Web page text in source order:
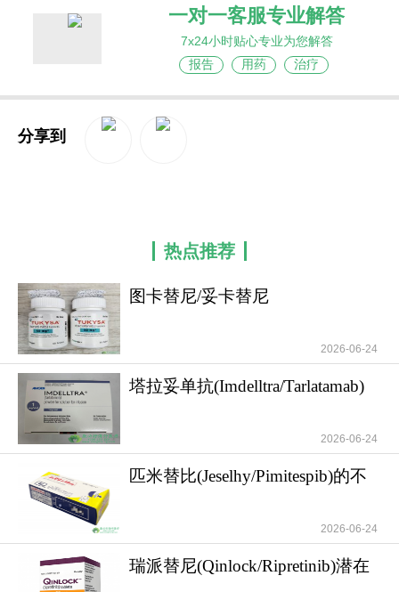
图卡替尼服药方式1.推荐剂量：每次300mg，每
日2次（间隔约12小时）。2.服用方法：口服，可与
食物同服或空腹服用，整片用水吞服，不可咀嚼、
压碎或掰开。3.漏服处理：若距离下一次服药时间＜
6小时，跳过漏服剂量，按原计划服用下一次剂量，
不可双倍补服。4.剂量调整：出现不良反应时可能需
暂停用药或降低剂量（如降至200mg每日2次，再不
耐受可降至150mg每日2次），具体需遵医嘱。
图卡替尼副作用处理方式1.常见副作用（发生率
≥20%）及处理腹泻：轻度腹泻可清淡饮食、补充水
分；中度及以上需遵医嘱使用止泻药（如洛哌丁
一对一客服专业解答
7x24小时贴心专业为您解答
报告
用药 治疗
分享到
热点推荐
图卡替尼/妥卡替尼
2026-06-24
塔拉妥单抗(Imdelltra/Tarlatamab)
2026-06-24
匹米替比(Jeselhy/Pimitespib)的不
2026-06-24
瑞派替尼(Qinlock/Ripretinib)潜在